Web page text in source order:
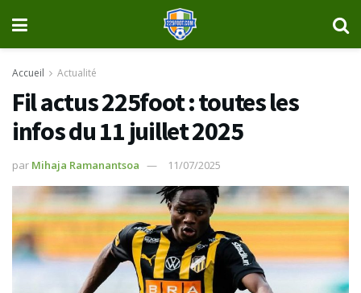
Accueil Actualité
Fil actus 225foot : toutes les
infos du 11 juillet 2025
par Mihaja Ramanantsoa 11/07/2025